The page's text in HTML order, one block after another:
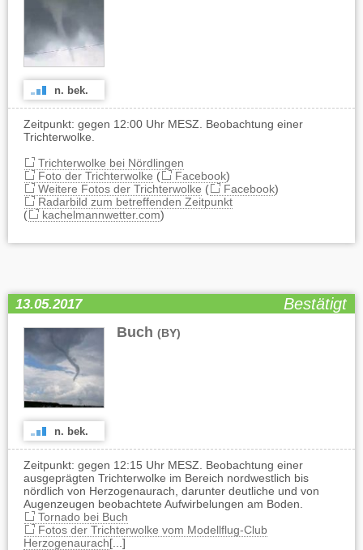
n. bek.
Zeitpunkt: gegen 12:00 Uhr MESZ. Beobachtung einer
Trichterwolke.
Trichterwolke bei Nördlingen
Foto der Trichterwolke ( Facebook)
Weitere Fotos der Trichterwolke ( Facebook)
Radarbild zum betreffenden Zeitpunkt
(
kachelmannwetter.com)
13.05.2017 Bestätigt
Buch (BY)
n. bek.
Zeitpunkt: gegen 12:15 Uhr MESZ. Beobachtung einer
ausgeprägten Trichterwolke im Bereich nordwestlich bis
nördlich von Herzogenaurach, darunter deutliche und von
Augenzeugen beobachtete Aufwirbelungen am Boden.
Tornado bei Buch
Fotos der Trichterwolke vom Modellflug-Club
Herzogenaurach[...]